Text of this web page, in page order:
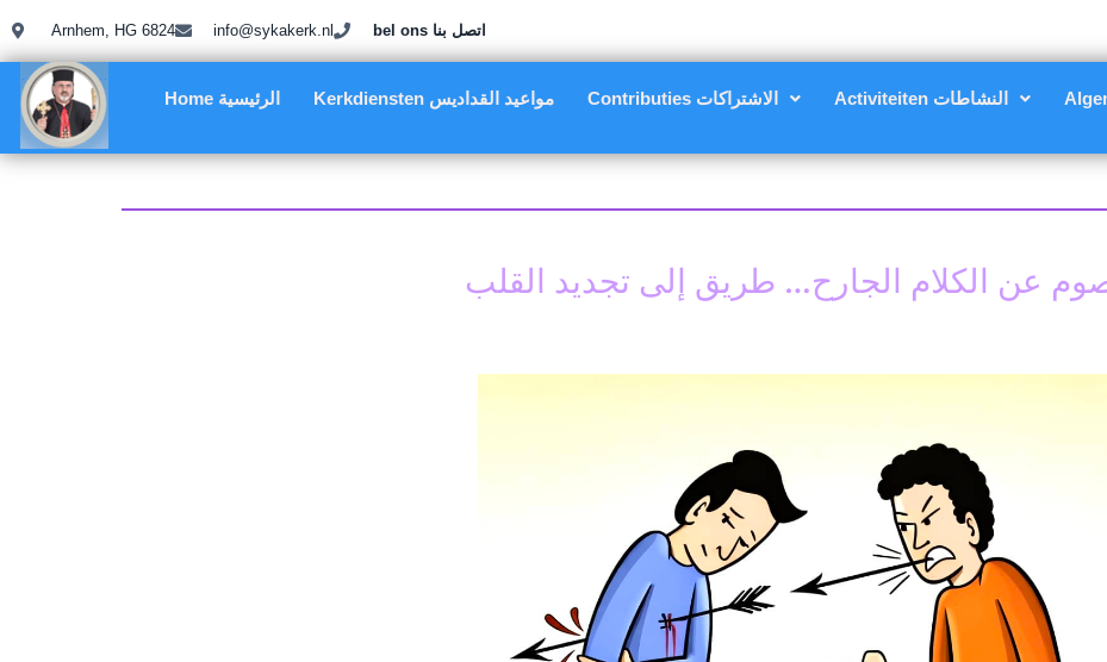
Arnhem, HG 6824 info@sykakerk.nl bel ons اتصل بنا
Home الرئيسية Kerkdiensten مواعيد القداديس Contributies الاشتراكات Activiteiten النشاطات
عن الكلام الجارح… طريق إلى تجديد القلب